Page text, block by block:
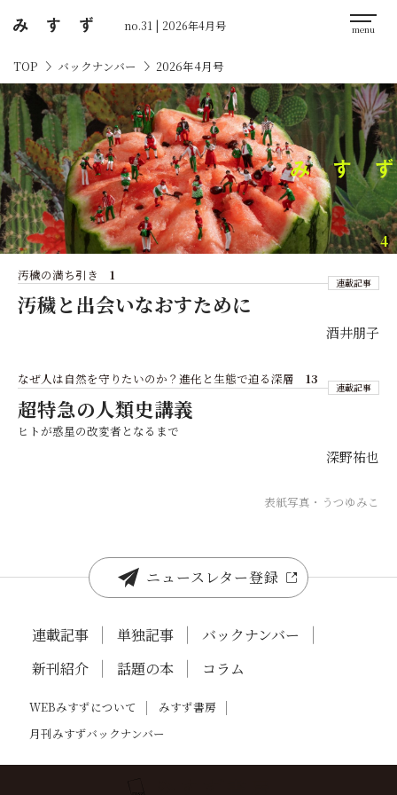
no.31 | 2026年4月号
TOP バックナンバー 2026年4月号
4
汚穢の満ち引き 1 連載記事
汚穢と出会いなおすために
酒井朋子
なぜ人は自然を守りたいのか？――進化と生態で迫る深層 13 連載記事
超特急の人類史講義
ヒトが惑星の改変者となるまで
深野祐也
表紙写真・うつゆみこ
ニュースレター登録
連載記事 単独記事
バックナンバー
新刊紹介
話題の本 コラム
WEBみすずについて
みすず書房
月刊みすずバックナンバー